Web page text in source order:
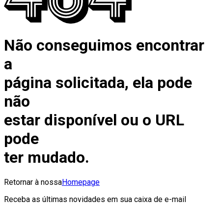
Não conseguimos encontrar
a
página solicitada, ela pode
não
estar disponível ou o URL
pode
ter mudado.
Retornar à nossaHomepage
Receba as últimas novidades em sua caixa de e-mail